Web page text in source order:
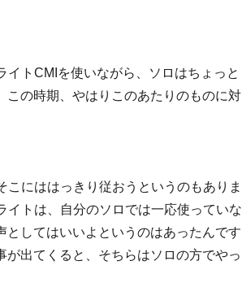
トCMIを使いながら、ソロはちょっと
の時期、やはりこのあたりのものに対
にははっきり従おうというのもありま
イトは、自分のソロでは一応使っていな
してはいいよというのはあったんです
出てくると、そちらはソロの方でやっ